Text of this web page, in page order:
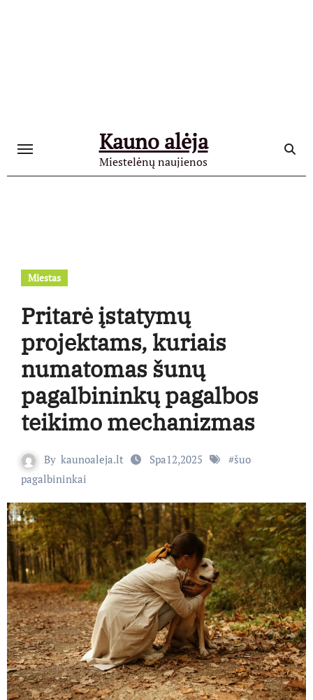
Kauno alėja
Miestelėnų naujienos
Miestas
Pritarė įstatymų
projektams, kuriais
numatomas šunų
pagalbininkų pagalbos
teikimo mechanizmas
By kaunoaleja.lt Spa12,2025 #šuo
pagalbininkai